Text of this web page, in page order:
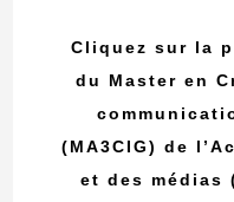
Cliquez sur la
du Master en
(MA3CIG) de
et des médias